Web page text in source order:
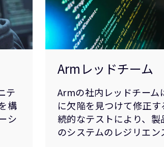
テ
構
シ
Armレッドチーム
Armの社内レッドチーム
に欠陥を見つけて修正
続的なテストにより、
のシステムのレジリエン